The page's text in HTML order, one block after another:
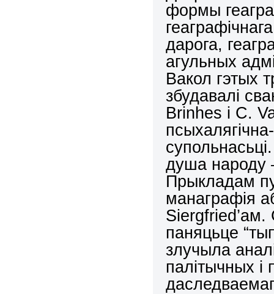
формы
дарога,
агульных
Вакол гэтых
збудавалі
Brinhes i C.
душа
Прыкладам
манаграфія
Siergfried’aм.
паняцьце
злучыла
палітычных і